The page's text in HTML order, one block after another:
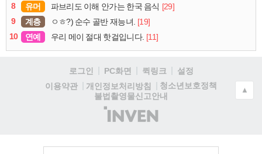
8
유머 파브리도 이해 안가는 한국 음식 [29]
9
계층 ㅇㅎ?) 순수 골반 재능녀. [19]
10
연예 우리 메이 절대 핫걸입니다. [11]
로그인 PC화면 퀵링크
설정
이용약관
개인정보처리방침
청소년보호정책
불법촬영물신고안내
(주)
인
▲